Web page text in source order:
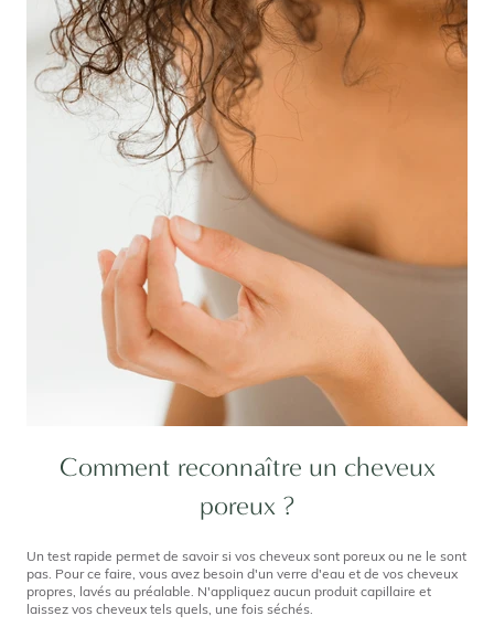
Comment reconnaître un cheveux
poreux ?
Un test rapide permet de savoir si vos cheveux sont poreux ou ne le sont
pas. Pour ce faire, vous avez besoin d'un verre d'eau et de vos cheveux
propres, lavés au préalable. N'appliquez aucun produit capillaire et
laissez vos cheveux tels quels, une fois séchés.